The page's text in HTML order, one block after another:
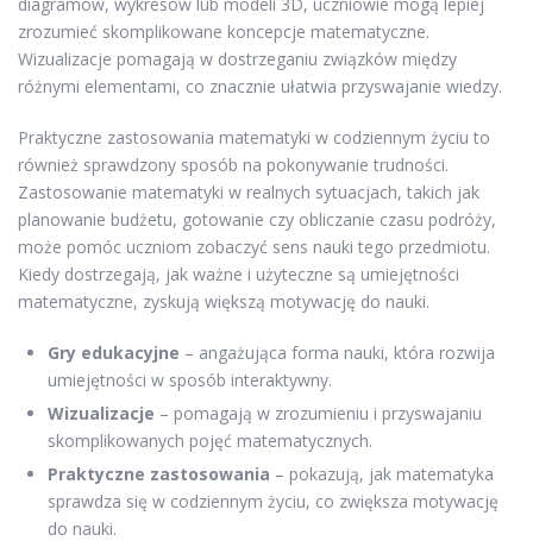
zrozumieć skomplikowane koncepcje matematyczne.
Wizualizacje pomagają w dostrzeganiu związków między
różnymi elementami, co znacznie ułatwia przyswajanie wiedzy.
Praktyczne zastosowania matematyki w codziennym życiu to
również sprawdzony sposób na pokonywanie trudności.
Zastosowanie matematyki w realnych sytuacjach, takich jak
planowanie budżetu, gotowanie czy obliczanie czasu podróży,
może pomóc uczniom zobaczyć sens nauki tego przedmiotu.
Kiedy dostrzegają, jak ważne i użyteczne są umiejętności
matematyczne, zyskują większą motywację do nauki.
Gry edukacyjne – angażująca forma nauki, która rozwija
umiejętności w sposób interaktywny.
Wizualizacje – pomagają w zrozumieniu i przyswajaniu
skomplikowanych pojęć matematycznych.
Praktyczne zastosowania – pokazują, jak matematyka
sprawdza się w codziennym życiu, co zwiększa motywację
do nauki.